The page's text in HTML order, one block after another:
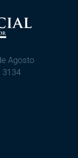
Agosto
3134